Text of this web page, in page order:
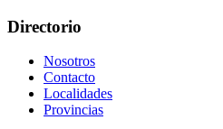
Directorio
Nosotros
Contacto
Localidades
Provincias